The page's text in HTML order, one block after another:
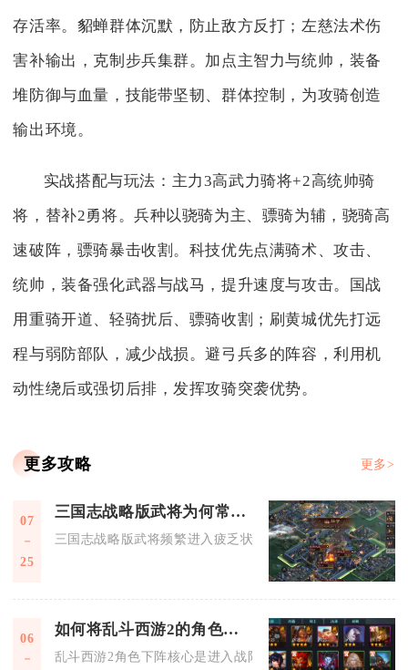
存活率。貂蝉群体沉默，防止敌方反打；左慈法术伤
害补输出，克制步兵集群。加点主智力与统帅，装备
堆防御与血量，技能带坚韧、群体控制，为攻骑创造
输出环境。
实战搭配与玩法：主力3高武力骑将+2高统帅骑
将，替补2勇将。兵种以骁骑为主、骠骑为辅，骁骑高
速破阵，骠骑暴击收割。科技优先点满骑术、攻击、
统帅，装备强化武器与战马，提升速度与攻击。国战
用重骑开道、轻骑扰后、骠骑收割；刷黄城优先打远
程与弱防部队，减少战损。避弓兵多的阵容，利用机
动性绕后或强切后排，发挥攻骑突袭优势。
更多攻略 更多>
07
25
三国志战略版武将为何常常感到疲乏
三国志战略版武将频繁进入疲乏状态，核心根源在于游戏内
06 如何将乱斗西游2的角色下阵
乱斗西游2角色下阵核心是进入战阵界面，选中目标英雄执